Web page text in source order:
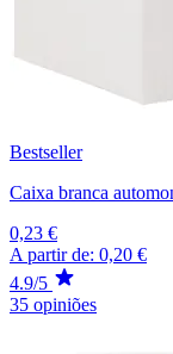
Bestseller
Caixa branca
0,23 €
A partir de: 0,20 €
4.9/5
35 opiniões